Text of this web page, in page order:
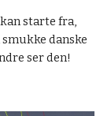
starte fra,
danske
ser den!